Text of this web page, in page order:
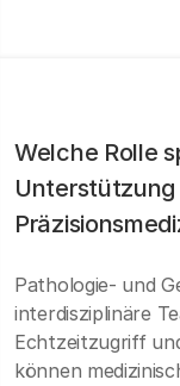
Welche Rolle
Pathologie- und
interdisziplinäre
Echtzeitzugriff
können